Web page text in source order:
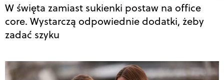
W święta zamiast sukienki postaw na office
core. Wystarczą odpowiednie dodatki, żeby
zadać szyku